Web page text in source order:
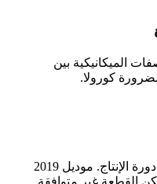
الميكانيكية بين
كورولا.
المصنعون يحدثون القطع في منتصف دورة الإنتاج. موديل 2019